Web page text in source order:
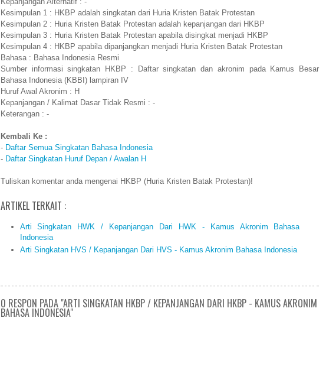
Kesimpulan 1 : HKBP adalah singkatan dari Huria Kristen Batak Protestan
Kesimpulan 2 : Huria Kristen Batak Protestan adalah kepanjangan dari HKBP
Kesimpulan 3 : Huria Kristen Batak Protestan apabila disingkat menjadi HKBP
Kesimpulan 4 : HKBP apabila dipanjangkan menjadi Huria Kristen Batak Protestan
Bahasa : Bahasa Indonesia Resmi
Sumber informasi singkatan HKBP : Daftar singkatan dan akronim pada Kamus Besar
Bahasa Indonesia (KBBI) lampiran IV
Huruf Awal Akronim : H
Kepanjangan / Kalimat Dasar Tidak Resmi : -
Keterangan : -
Kembali Ke :
- Daftar Semua Singkatan Bahasa Indonesia
- Daftar Singkatan Huruf Depan / Awalan H
Tuliskan komentar anda mengenai HKBP (Huria Kristen Batak Protestan)!
ARTIKEL TERKAIT :
Arti Singkatan HWK / Kepanjangan Dari HWK - Kamus Akronim Bahasa
Indonesia
Arti Singkatan HVS / Kepanjangan Dari HVS - Kamus Akronim Bahasa Indonesia
0 RESPON PADA "ARTI SINGKATAN HKBP / KEPANJANGAN DARI HKBP - KAMUS AKRONIM
BAHASA INDONESIA"